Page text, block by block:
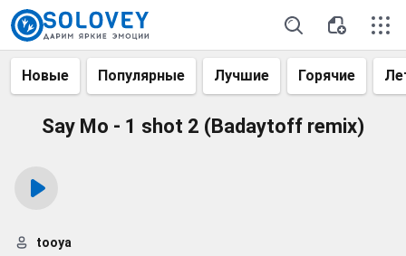
Новые Популярные Лучшие Горячие
Say Mo - 1 shot 2 (Badaytoff remix)
tooya